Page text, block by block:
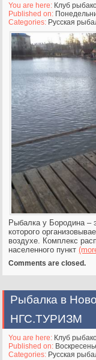
You are here: Клуб
Published on:
Categories: Русская
Рыбалка у Бородина –
которого
воздухе. Комплекс
населенного пункт
Comments are closed.
Рыбалка в
НГС.ТУРИЗМ
You are here: Клуб
Published on:
Categories: Русская